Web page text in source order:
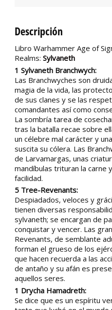
Descripción
Libro Warhammer Age of
Realms: Sylvaneth
1 Sylvaneth Branchwych:
Las Branchwyches son
magia de la vida, las
de sus clanes y se las
comandantes así como
La sombría tarea de
tras la batalla recae sobre
un célebre mal carácter y
suscita su cólera. Las
de Larvamargas, unas
mandíbulas trituran la carne
facilidad.
5 Tree-Revenants:
Despiadados, veloces y
tienen diversas
sylvaneth; se encargan de
conquistar y vencer. Las
Revenants, de semblante
forman el grueso de los
que hacen recuerda a las
de antaño y su afán es
aquellos seres.
1 Drycha Hamadreth:
Se dice que es un espíritu